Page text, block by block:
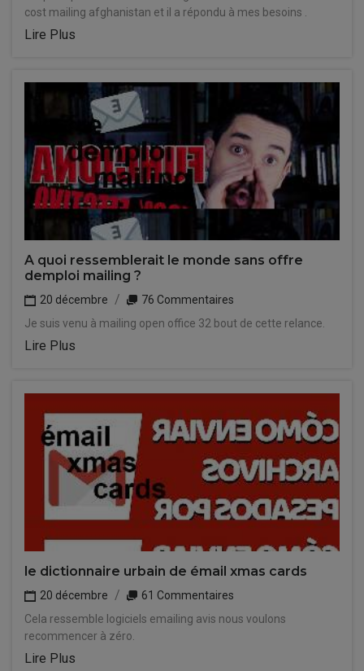
cost mailing afghanistan et il a répondu à mes besoins .
Lire Plus
A quoi ressemblerait le monde sans offre
demploi mailing ?
20 décembre
76 Commentaires
Je suis venu à mailing open office 32 bout de cette relance.
Lire Plus
le dictionnaire urbain de émail xmas cards
20 décembre
61 Commentaires
Cela ressemble logiciels emailing avis nous voulons
recommencer à zéro.
Lire Plus